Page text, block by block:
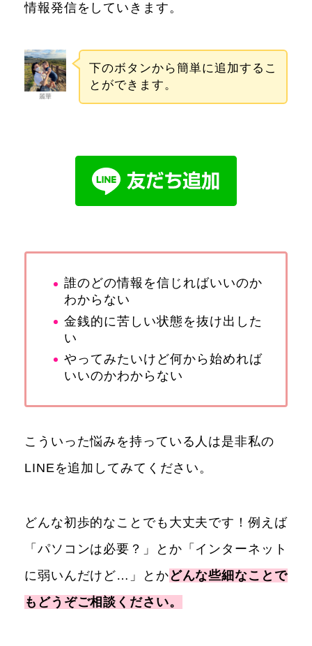
情報発信をしていきます。
麗華
下のボタンから簡単に追加するこ
とができます。
誰のどの情報を信じればいいのか
わからない
金銭的に苦しい状態を抜け出した
い
やってみたいけど何から始めれば
いいのかわからない
こういった悩みを持っている人は是非私の
LINEを追加してみてください。
どんな初歩的なことでも大丈夫です！例えば
「パソコンは必要？」とか「インターネット
に弱いんだけど…」とかどんな些細なことで
もどうぞご相談ください。